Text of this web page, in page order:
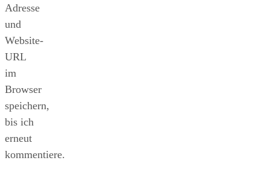
Adresse
und
Website-
URL
im
Browser
speichern,
bis ich
erneut
kommentiere.